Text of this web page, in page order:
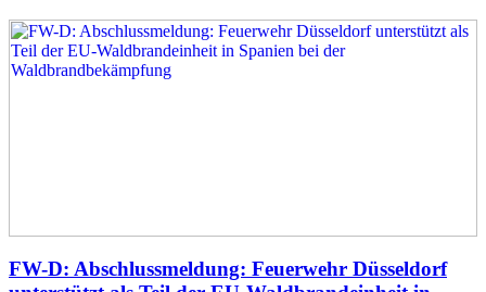
FW-D: Abschlussmeldung: Feuerwehr Düsseldorf